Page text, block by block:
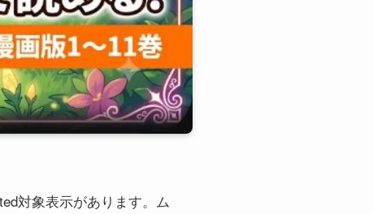
対象表示があります。ム